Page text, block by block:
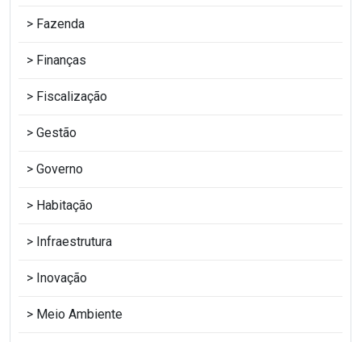
Fazenda
Finanças
Fiscalização
Gestão
Governo
Habitação
Infraestrutura
Inovação
Meio Ambiente